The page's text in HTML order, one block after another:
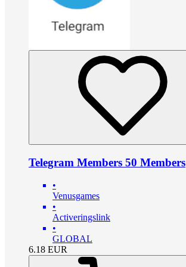
Telegram Members 50 Members
•
Venusgames
•
Activeringslink
•
GLOBAL
6.18 EUR